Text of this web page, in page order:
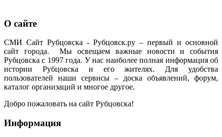
О сайте
СМИ Сайт Рубцовска - Рубцовск.ру – первый и основной
сайт города. Мы освещаем важные новости и события
Рубцовска с 1997 года. У нас наиболее полная информация об
истории Рубцовска и его жителях. Для удобства
пользователей наши сервисы – доска объявлений, форум,
каталог организаций и многое другое.
Добро пожаловать на сайт Рубцовска!
Информация